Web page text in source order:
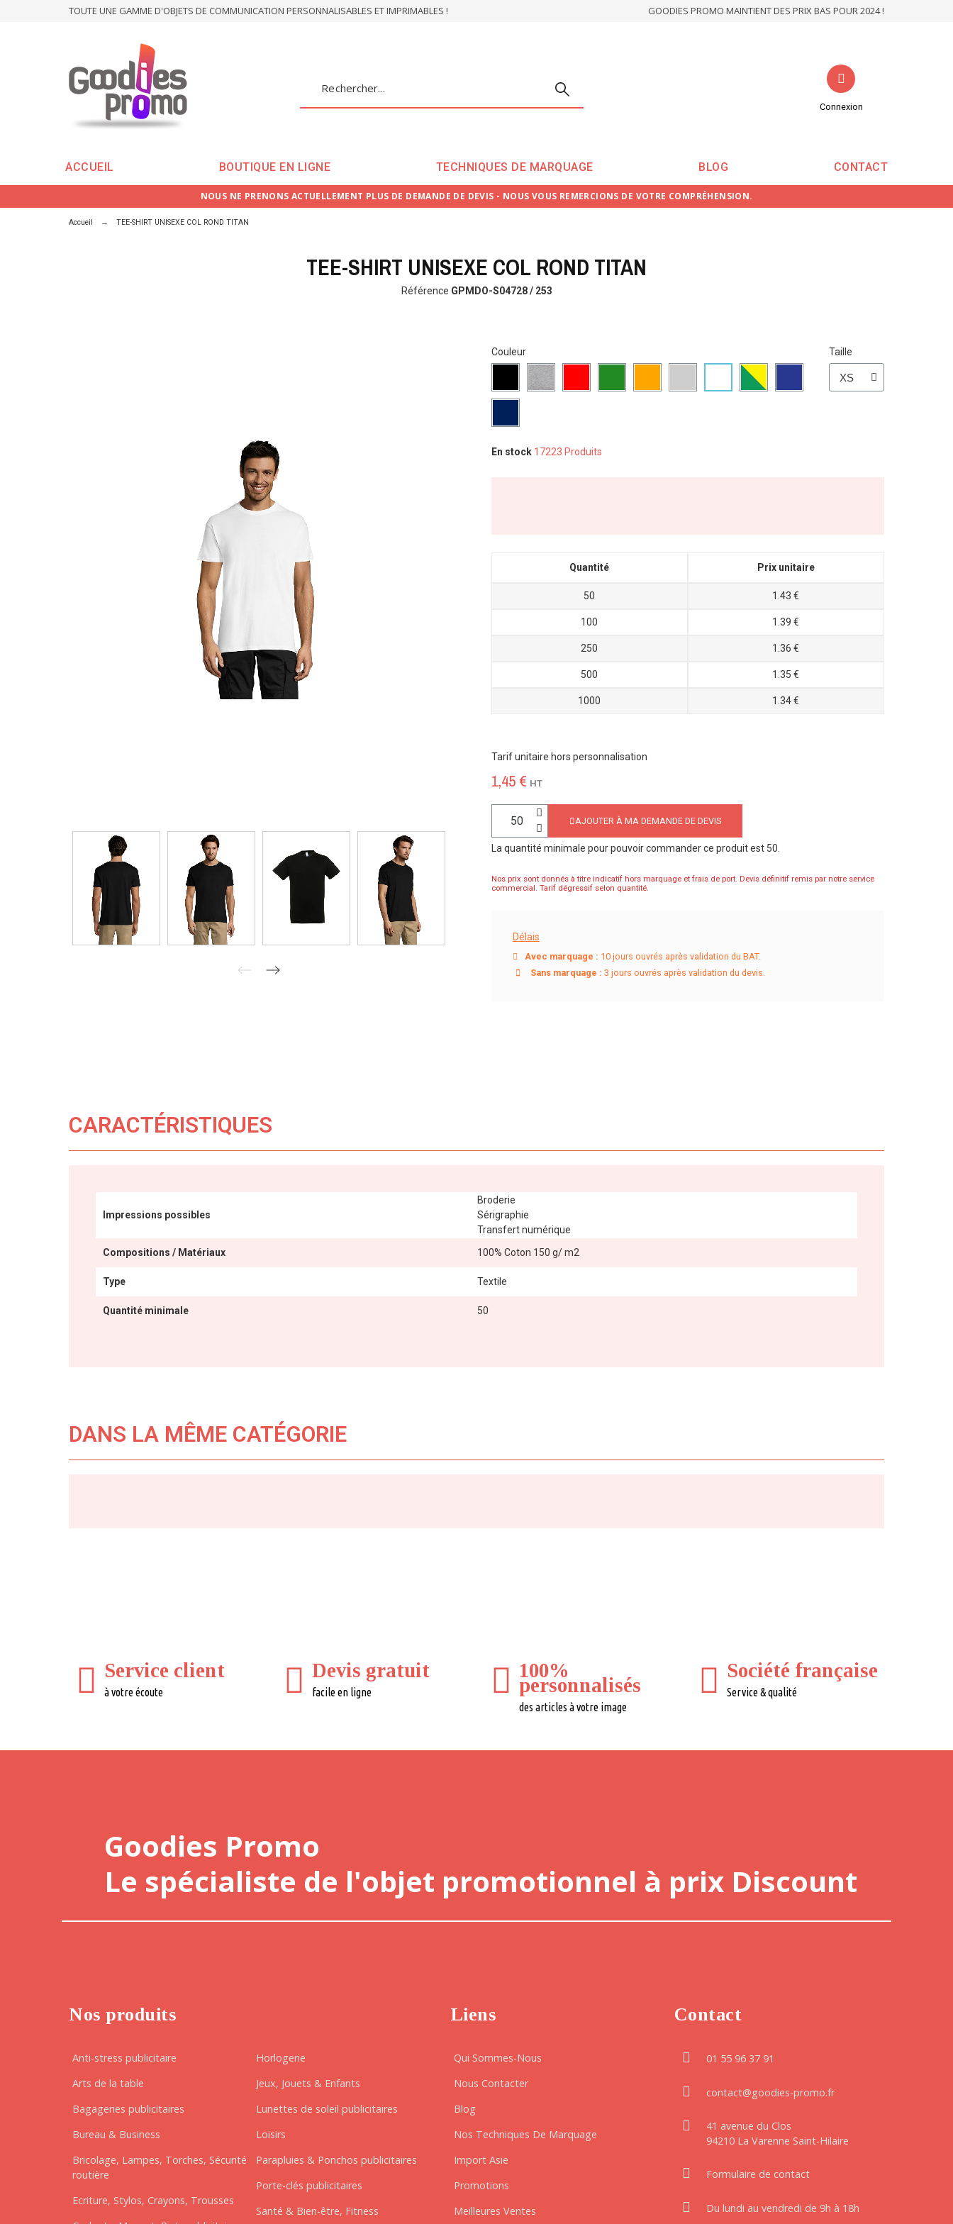
TOUTE UNE GAMME D'OBJETS DE COMMUNICATION PERSONNALISABLES ET IMPRIMABLES ! GOODIES PROMO MAINTIENT DES PRIX BAS POUR 2024 !
Connexion
ACCUEIL BOUTIQUE EN LIGNE TECHNIQUES DE MARQUAGE BLOG CONTACT
NOUS NE PRENONS ACTUELLEMENT PLUS DE DEMANDE DE DEVIS - NOUS VOUS REMERCIONS DE VOTRE COMPRÉHENSION.
Accueil TEE-SHIRT UNISEXE COL ROND TITAN
TEE-SHIRT UNISEXE COL ROND TITAN
Référence GPMDO-S04728 / 253
Couleur Taille
En stock 17223 Produits
Quantité Prix unitaire
50 1.43 €
100 1.39 €
250 1.36 €
500 1.35 €
1000 1.34 €
Tarif unitaire hors personnalisation
1,45 € HT
AJOUTER À MA DEMANDE DE DEVIS
La quantité minimale pour pouvoir commander ce produit est 50.
Nos prix sont donnés à titre indicatif hors marquage et frais de port. Devis définitif remis par notre service
commercial. Tarif dégressif selon quantité.
Délais
Avec marquage : 10 jours ouvrés après validation du BAT.
Sans marquage : 3 jours ouvrés après validation du devis.
CARACTÉRISTIQUES
Impressions possibles
Broderie
Sérigraphie
Transfert numérique
Compositions / Matériaux
100% Coton 150 g/ m2
Type Textile
Quantité minimale 50
DANS LA MÊME CATÉGORIE
Service client
à votre écoute
Devis gratuit
facile en ligne
100%
personnalisés
des articles à votre image
Société française
Service & qualité
Goodies Promo
Le spécialiste de l'objet promotionnel à prix Discount
Nos produits
Anti-stress publicitaire
Arts de la table
Bagageries publicitaires
Bureau & Business
Bricolage, Lampes, Torches, Sécurité
routière
Ecriture, Stylos, Crayons, Trousses
Horlogerie
Jeux, Jouets & Enfants
Lunettes de soleil publicitaires
Loisirs
Parapluies & Ponchos publicitaires
Porte-clés publicitaires
Santé & Bien-être, Fitness
Liens
Qui Sommes-Nous
Nous Contacter
Blog
Nos Techniques De Marquage
Import Asie
Promotions
Meilleures Ventes
Contact
01 55 96 37 91
contact@goodies-promo.fr
41 avenue du Clos
94210 La Varenne Saint-Hilaire
Formulaire de contact
Du lundi au vendredi de 9h à 18h